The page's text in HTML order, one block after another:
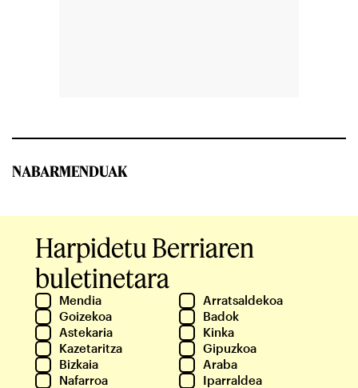
NABARMENDUAK
Harpidetu Berriaren
buletinetara
Mendia
Arratsaldekoa
Goizekoa
Badok
Astekaria
Kinka
Kazetaritza
Gipuzkoa
Bizkaia
Araba
Nafarroa
Iparraldea